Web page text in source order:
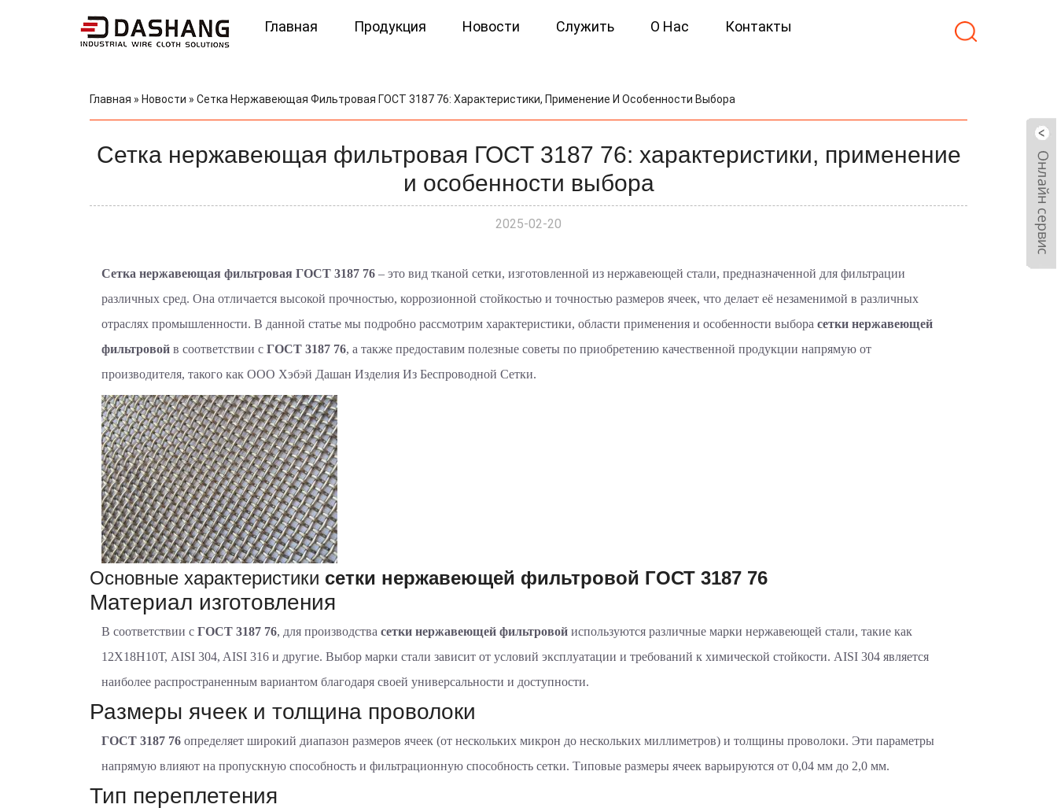
Главная Продукция Новости Служить О Нас Контакты
Главная » Новости » Сетка Нержавеющая Фильтровая ГОСТ 3187 76: Характеристики, Применение И Особенности Выбора
Сетка нержавеющая фильтровая ГОСТ 3187 76: характеристики, применение
и особенности выбора
2025-02-20
Сетка нержавеющая фильтровая ГОСТ 3187 76 – это вид тканой сетки, изготовленной из нержавеющей стали, предназначенной для фильтрации
различных сред. Она отличается высокой прочностью, коррозионной стойкостью и точностью размеров ячеек, что делает её незаменимой в различных
отраслях промышленности. В данной статье мы подробно рассмотрим характеристики, области применения и особенности выбора сетки нержавеющей
фильтровой в соответствии с ГОСТ 3187 76, а также предоставим полезные советы по приобретению качественной продукции напрямую от
производителя, такого как ООО Хэбэй Дашан Изделия Из Беспроводной Сетки.
Основные характеристики сетки нержавеющей фильтровой ГОСТ 3187 76
Материал изготовления
В соответствии с ГОСТ 3187 76, для производства сетки нержавеющей фильтровой используются различные марки нержавеющей стали, такие как
12Х18Н10Т, AISI 304, AISI 316 и другие. Выбор марки стали зависит от условий эксплуатации и требований к химической стойкости. AISI 304 является
наиболее распространенным вариантом благодаря своей универсальности и доступности.
Размеры ячеек и толщина проволоки
ГОСТ 3187 76 определяет широкий диапазон размеров ячеек (от нескольких микрон до нескольких миллиметров) и толщины проволоки. Эти параметры
напрямую влияют на пропускную способность и фильтрационную способность сетки. Типовые размеры ячеек варьируются от 0,04 мм до 2,0 мм.
Тип переплетения